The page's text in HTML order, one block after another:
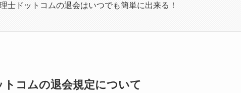
士ドットコムの退会はいつでも簡単に出来る！
コムの退会規定について